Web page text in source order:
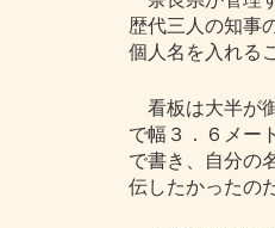
歴代三人の知事
個人名を入れる
看板は大半が
で幅３．６メー
で書き、自分の
伝したかったの